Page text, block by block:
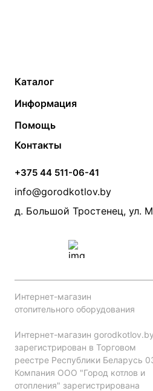
Каталог
Твердотопливные котлы
Электрические котлы
Банные печи
Камины и печи
Теплый пол
Радиаторы
Насосы
Дымоходы
Информация
Контакты
Статьи
Акции
Производители
Помощь
Монтаж систем отопления
Прайс по монтажу систем
Проект систем отопления
Контакты
+375 44 511-06-41
info@gorodkotlov.by
д. Большой Тростенец, ул.
Интернет-магазин
отопительного оборудования
Интернет-магазин gorodkotlov.by
зарегистрирован в Торговом
реестре Республики Беларусь
Компания ООО "Город котлов и
отопления" зарегистрирована